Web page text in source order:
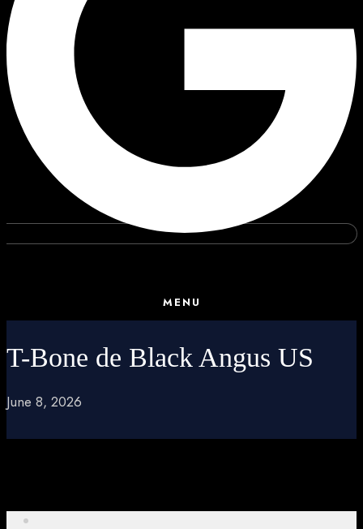
MENU
T-Bone de Black Angus US
June 8, 2026